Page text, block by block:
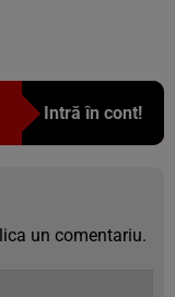
Intră în cont!
un comentariu.